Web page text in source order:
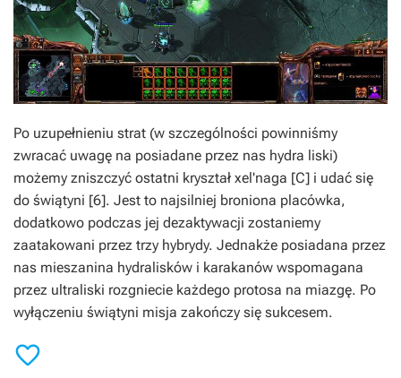
Po uzupełnieniu strat (w szczególności powinniśmy
zwracać uwagę na posiadane przez nas hydra liski)
możemy zniszczyć ostatni kryształ xel'naga [C] i udać się
do świątyni [6]. Jest to najsilniej broniona placówka,
dodatkowo podczas jej dezaktywacji zostaniemy
zaatakowani przez trzy hybrydy. Jednakże posiadana przez
nas mieszanina hydralisków i karakanów wspomagana
przez ultraliski rozgniecie każdego protosa na miazgę. Po
wyłączeniu świątyni misja zakończy się sukcesem.
